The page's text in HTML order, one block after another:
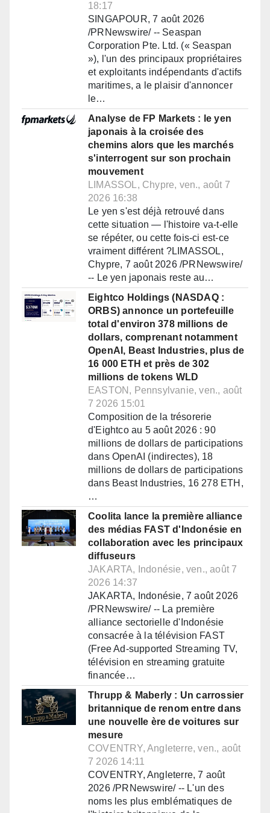
18:17
SINGAPOUR, 7 août 2026
/PRNewswire/ -- Seaspan
Corporation Pte. Ltd. (« Seaspan
»), l'un des principaux propriétaires
et exploitants indépendants d'actifs
maritimes, a le plaisir d'annoncer
le…
Analyse de FP Markets : le yen
japonais à la croisée des
chemins alors que les marchés
s'interrogent sur son prochain
mouvement
LIMASSOL, Chypre, ven., août 7
2026 16:38
Le yen s'est déjà retrouvé dans
cette situation — l'histoire va-t-elle
se répéter, ou cette fois-ci est-ce
vraiment différent ?LIMASSOL,
Chypre, 7 août 2026 /PRNewswire/
-- Le yen japonais reste au…
Eightco Holdings (NASDAQ :
ORBS) annonce un portefeuille
total d'environ 378 millions de
dollars, comprenant notamment
OpenAI, Beast Industries, plus de
16 000 ETH et près de 302
millions de tokens WLD
EASTON, Pennsylvanie, ven., août
7 2026 15:01
Composition de la trésorerie
d'Eightco au 5 août 2026 : 90
millions de dollars de participations
dans OpenAI (indirectes), 18
millions de dollars de participations
dans Beast Industries, 16 278 ETH,
…
Coolita lance la première alliance
des médias FAST d'Indonésie en
collaboration avec les principaux
diffuseurs
JAKARTA, Indonésie, ven., août 7
2026 14:37
JAKARTA, Indonésie, 7 août 2026
/PRNewswire/ -- La première
alliance sectorielle d'Indonésie
consacrée à la télévision FAST
(Free Ad-supported Streaming TV,
télévision en streaming gratuite
financée…
Thrupp & Maberly : Un carrossier
britannique de renom entre dans
une nouvelle ère de voitures sur
mesure
COVENTRY, Angleterre, ven., août
7 2026 14:11
COVENTRY, Angleterre, 7 août
2026 /PRNewswire/ -- L'un des
noms les plus emblématiques de